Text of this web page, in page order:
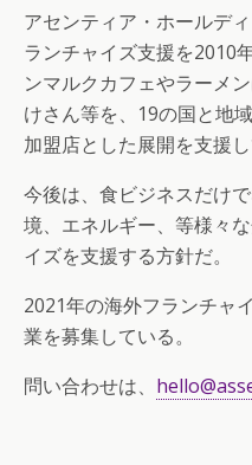
アセンティア・ホールデ
ランチャイズ支援を2010
ンマルクカフェやラーメ
けさん等を、19の国と地
加盟店とした展開を支援し
今後は、食ビジネスだけ
境、エネルギー、等様々
イズを支援する方針だ。
2021年の海外フランチャ
業を募集している。
問い合わせは、